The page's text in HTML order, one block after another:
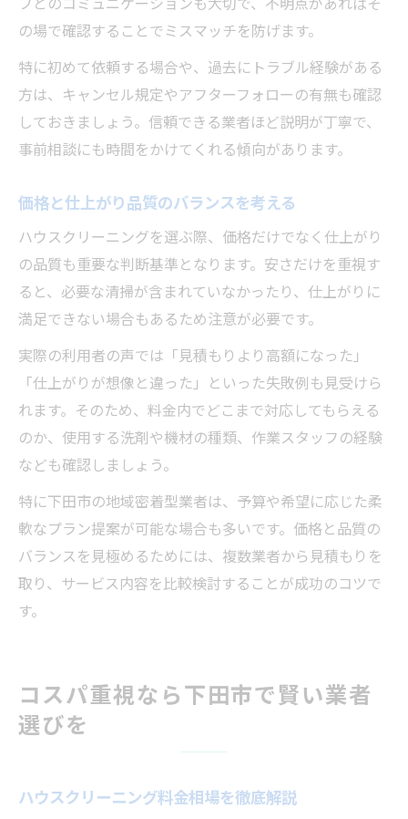
の場で確認することでミスマッチを防げます。
特に初めて依頼する場合や、過去にトラブル経験がある
方は、キャンセル規定やアフターフォローの有無も確認
しておきましょう。信頼できる業者ほど説明が丁寧で、
事前相談にも時間をかけてくれる傾向があります。
価格と仕上がり品質のバランスを考える
ハウスクリーニングを選ぶ際、価格だけでなく仕上がり
の品質も重要な判断基準となります。安さだけを重視す
ると、必要な清掃が含まれていなかったり、仕上がりに
満足できない場合もあるため注意が必要です。
実際の利用者の声では「見積もりより高額になった」
「仕上がりが想像と違った」といった失敗例も見受けら
れます。そのため、料金内でどこまで対応してもらえる
のか、使用する洗剤や機材の種類、作業スタッフの経験
なども確認しましょう。
特に下田市の地域密着型業者は、予算や希望に応じた柔
軟なプラン提案が可能な場合も多いです。価格と品質の
バランスを見極めるためには、複数業者から見積もりを
取り、サービス内容を比較検討することが成功のコツで
す。
コスパ重視なら下田市で賢い業者
選びを
ハウスクリーニング料金相場を徹底解説